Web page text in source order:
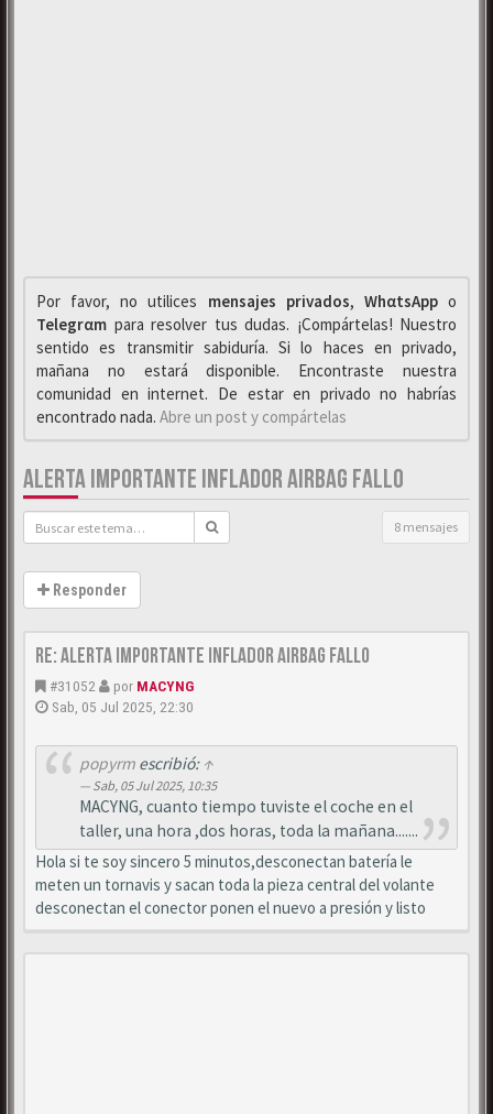
Por favor, no utilices mensajes privados, WhαtsAppo
Telegrαm para resolver tus dudas. ¡Compártelas! Nuestro
sentido es transmitir sabiduría. Si lo haces en privado,
mañana no estará disponible. Encontraste nuestra
comunidad en internet. De estar en privado no habrías
encontrado nada. Abre un post y compártelas
ALERTA IMPORTANTE INFLADOR AIRBAG FALLO
8 mensajes
Responder
Re: Alerta importante inflador airbag fallo
#31052 por MACYNG
Sab, 05 Jul 2025, 22:30
popyrmescribió: ↑
Sab, 05 Jul 2025, 10:35
MACYNG, cuanto tiempo tuviste el coche en el
taller, una hora ,dos horas, toda la mañana.......
Hola si te soy sincero 5 minutos,desconectan batería le
meten un tornavis y sacan toda la pieza central del volante
desconectan el conector ponen el nuevo a presión y listo